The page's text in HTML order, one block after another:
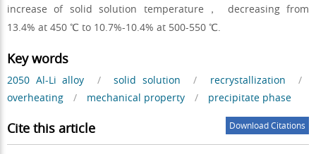
increase of solid solution temperature， decreasing from
13.4% at 450 ℃ to 10.7%-10.4% at 500-550 ℃.
Key words
2050 Al-Li alloy / solid solution / recrystallization
/
overheating
/ mechanical property / precipitate phase
Cite this article Download Citations